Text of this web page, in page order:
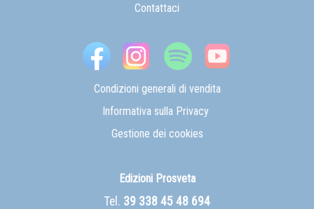
Contattaci
Condizioni generali di vendita
Informativa sulla Privacy
Gestione dei cookies
Edizioni Prosveta
Tel. 39 338 45 48 694